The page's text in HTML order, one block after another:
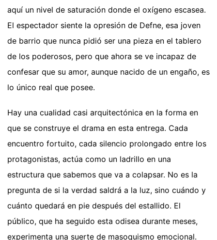
aquí un nivel de saturación donde el oxígeno escasea.
El espectador siente la opresión de Defne, esa joven
de barrio que nunca pidió ser una pieza en el tablero
de los poderosos, pero que ahora se ve incapaz de
confesar que su amor, aunque nacido de un engaño, es
lo único real que posee.
Hay una cualidad casi arquitectónica en la forma en
que se construye el drama en esta entrega. Cada
encuentro fortuito, cada silencio prolongado entre los
protagonistas, actúa como un ladrillo en una
estructura que sabemos que va a colapsar. No es la
pregunta de si la verdad saldrá a la luz, sino cuándo y
cuánto quedará en pie después del estallido. El
público, que ha seguido esta odisea durante meses,
experimenta una suerte de masoquismo emocional.